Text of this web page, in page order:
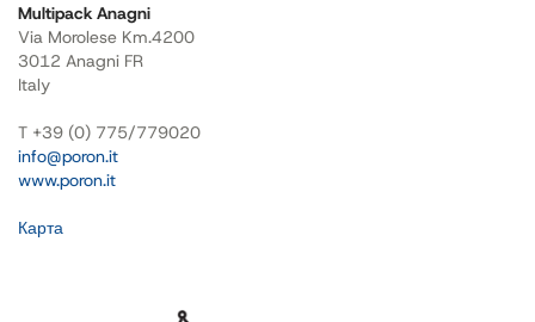
Multipack Anagni
Via Morolese Km.4200
3012 Anagni FR
Italy
T +39 (0) 775/779020
info@poron.it
www.poron.it
Карта